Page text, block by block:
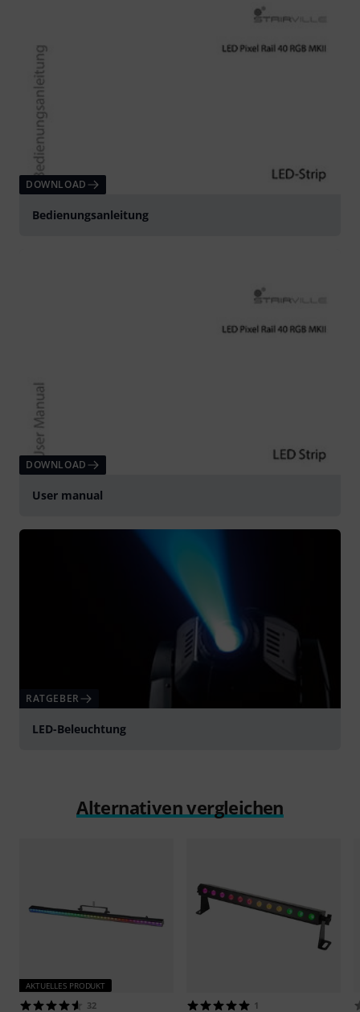
DOWNLOAD
Bedienungsanleitung
DOWNLOAD
User manual
RATGEBER
LED-Beleuchtung
Alternativen vergleichen
AKTUELLES PRODUKT
32 1